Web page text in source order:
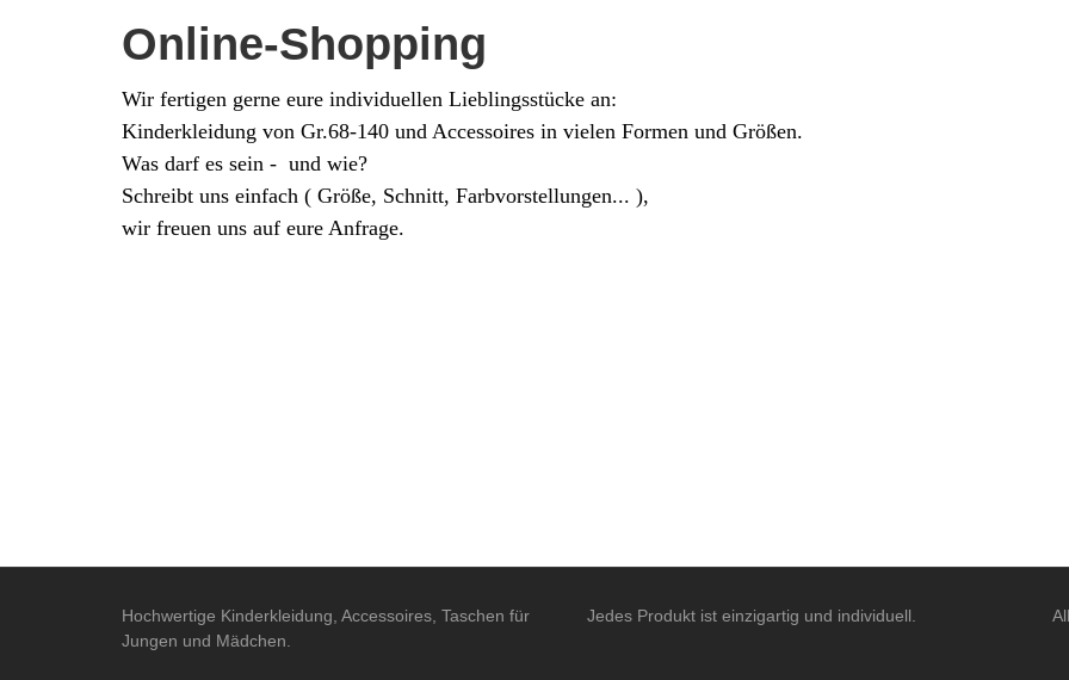
Online-Shopping
Wir fertigen gerne eure individuellen Lieblingsstücke an:
Kinderkleidung von Gr.68-140 und Accessoires in vielen Formen und Größen.
Was darf es sein - und wie?
Schreibt uns einfach ( Größe, Schnitt, Farbvorstellungen... ),
wir freuen uns auf eure Anfrage.
Hochwertige Kinderkleidung, Accessoires, Taschen für
Jungen und Mädchen.
Jedes Produkt ist einzigartig und individuell.